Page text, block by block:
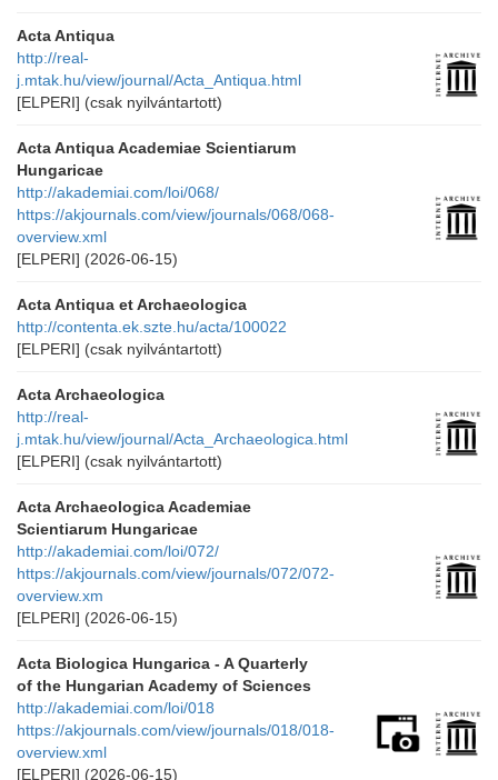
Acta Antiqua
http://real-
j.mtak.hu/view/journal/Acta_Antiqua.html
[ELPERI] (csak nyilvántartott)
Acta Antiqua Academiae Scientiarum
Hungaricae
http://akademiai.com/loi/068/
https://akjournals.com/view/journals/068/068-
overview.xml
[ELPERI] (2026-06-15)
Acta Antiqua et Archaeologica
http://contenta.ek.szte.hu/acta/100022
[ELPERI] (csak nyilvántartott)
Acta Archaeologica
http://real-
j.mtak.hu/view/journal/Acta_Archaeologica.html
[ELPERI] (csak nyilvántartott)
Acta Archaeologica Academiae
Scientiarum Hungaricae
http://akademiai.com/loi/072/
https://akjournals.com/view/journals/072/072-
overview.xm
[ELPERI] (2026-06-15)
Acta Biologica Hungarica - A Quarterly
of the Hungarian Academy of Sciences
http://akademiai.com/loi/018
https://akjournals.com/view/journals/018/018-
overview.xml
[ELPERI] (2026-06-15)